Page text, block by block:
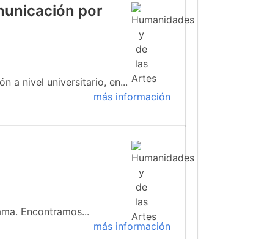
por
a nivel universitario, en...
más información
Encontramos...
más información